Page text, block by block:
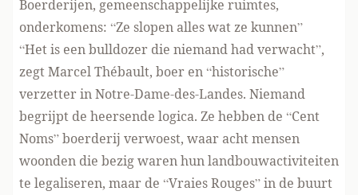
Boerderijen, gemeenschappelijke ruimtes,
onderkomens: “Ze slopen alles wat ze kunnen”
“Het is een bulldozer die niemand had verwacht”,
zegt Marcel Thébault, boer en “historische”
verzetter in Notre-Dame-des-Landes. Niemand
begrijpt de heersende logica. Ze hebben de “Cent
Noms” boerderij verwoest, waar acht mensen
woonden die bezig waren hun landbouwactiviteiten
te legaliseren, maar de “Vraies Rouges” in de buurt